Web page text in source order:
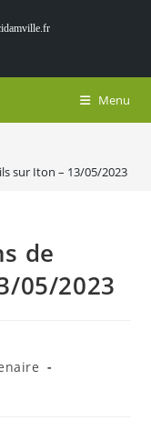
Menu
sur Iton – 13/05/2023
de
05/2023